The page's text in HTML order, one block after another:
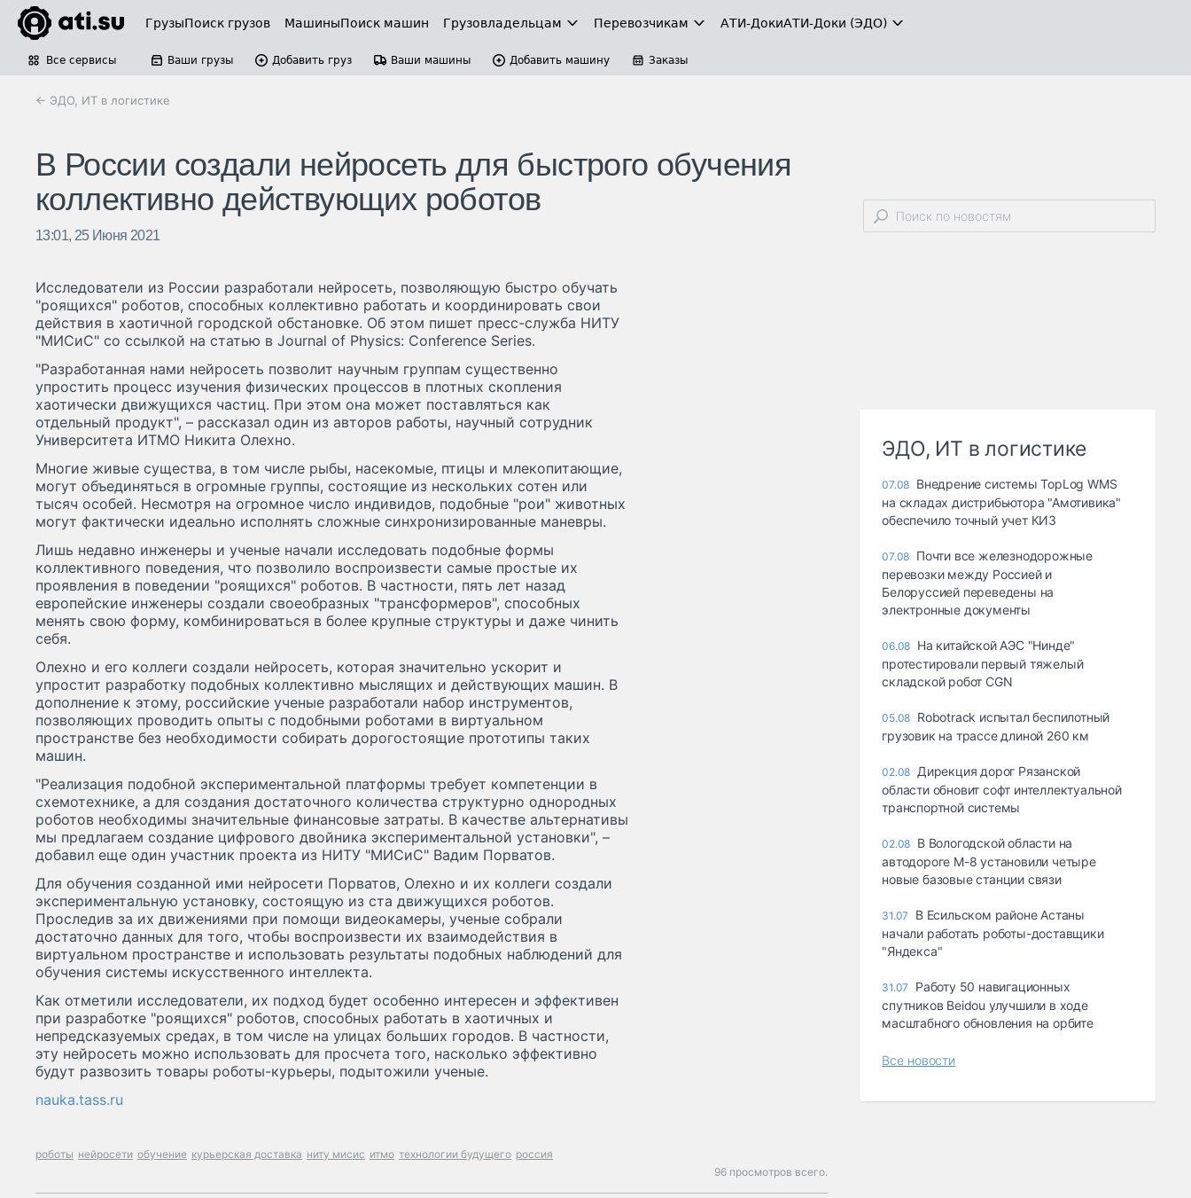
ГрузыПоиск грузов МашиныПоиск машин Грузовладельцам Перевозчикам АТИ-ДокиАТИ-Доки (ЭДО)
Все сервисы Ваши грузы Добавить груз Ваши машины Добавить машину Заказы
← ЭДО, ИТ в логистике
В России создали нейросеть для быстрого обучения
коллективно действующих роботов
13:01, 25 Июня 2021
Исследователи из России разработали нейросеть, позволяющую быстро обучать
"роящихся" роботов, способных коллективно работать и координировать свои
действия в хаотичной городской обстановке. Об этом пишет пресс-служба НИТУ
"МИСиС" со ссылкой на статью в Journal of Physics: Conference Series.
"Разработанная нами нейросеть позволит научным группам существенно
упростить процесс изучения физических процессов в плотных скопления
хаотически движущихся частиц. При этом она может поставляться как
отдельный продукт", – рассказал один из авторов работы, научный сотрудник
Университета ИТМО Никита Олехно.
Многие живые существа, в том числе рыбы, насекомые, птицы и млекопитающие,
могут объединяться в огромные группы, состоящие из нескольких сотен или
тысяч особей. Несмотря на огромное число индивидов, подобные "рои" животных
могут фактически идеально исполнять сложные синхронизированные маневры.
Лишь недавно инженеры и ученые начали исследовать подобные формы
коллективного поведения, что позволило воспроизвести самые простые их
проявления в поведении "роящихся" роботов. В частности, пять лет назад
европейские инженеры создали своеобразных "трансформеров", способных
менять свою форму, комбинироваться в более крупные структуры и даже чинить
себя.
Олехно и его коллеги создали нейросеть, которая значительно ускорит и
упростит разработку подобных коллективно мыслящих и действующих машин. В
дополнение к этому, российские ученые разработали набор инструментов,
позволяющих проводить опыты с подобными роботами в виртуальном
пространстве без необходимости собирать дорогостоящие прототипы таких
машин.
"Реализация подобной экспериментальной платформы требует компетенции в
схемотехнике, а для создания достаточного количества структурно однородных
роботов необходимы значительные финансовые затраты. В качестве альтернативы
мы предлагаем создание цифрового двойника экспериментальной установки", –
добавил еще один участник проекта из НИТУ "МИСиС" Вадим Порватов.
Для обучения созданной ими нейросети Порватов, Олехно и их коллеги создали
экспериментальную установку, состоящую из ста движущихся роботов.
Проследив за их движениями при помощи видеокамеры, ученые собрали
достаточно данных для того, чтобы воспроизвести их взаимодействия в
виртуальном пространстве и использовать результаты подобных наблюдений для
обучения системы искусственного интеллекта.
Как отметили исследователи, их подход будет особенно интересен и эффективен
при разработке "роящихся" роботов, способных работать в хаотичных и
непредсказуемых средах, в том числе на улицах больших городов. В частности,
эту нейросеть можно использовать для просчета того, насколько эффективно
будут развозить товары роботы-курьеры, подытожили ученые.
nauka.tass.ru
роботы нейросети обучение курьерская доставка ниту мисис итмо технологии будущего россия
96 просмотров всего.
ЭДО, ИТ в логистике
07.08 Внедрение системы TopLog WMS
на складах дистрибьютора "Амотивика"
обеспечило точный учет КИЗ
07.08 Почти все железнодорожные
перевозки между Россией и
Белоруссией переведены на
электронные документы
06.08 На китайской АЭС "Нинде"
протестировали первый тяжелый
складской робот CGN
05.08 Robotrack испытал беспилотный
грузовик на трассе длиной 260 км
02.08 Дирекция дорог Рязанской
области обновит софт интеллектуальной
транспортной системы
02.08 В Вологодской области на
автодороге М-8 установили четыре
новые базовые станции связи
31.07
В Есильском районе Астаны
начали работать роботы-доставщики
"Яндекса"
31.07
Работу 50 навигационных
спутников Beidou улучшили в ходе
масштабного обновления на орбите
Все новости